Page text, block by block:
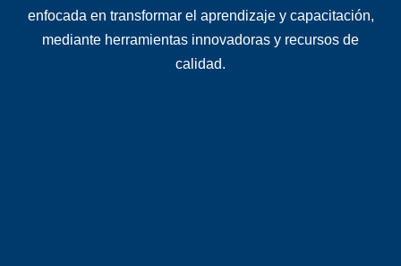
enfocada en transformar el aprendizaje y capacitación,
mediante herramientas innovadoras y recursos de
calidad.